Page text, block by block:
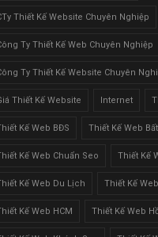
Thiết Kế Website Chuyên Nghiệp
Ty Thiết Kế Web Chuyên Nghiệp
Ty Thiết Kế Website Chuyên
Thiết Kế Website Internet
Kế Web BĐS Thiết Kế Web
Kế Web Chuẩn Seo Thiết Kế
Kế Web Du Lịch Thiết Kế
Kế Web HCM Thiết Kế Web